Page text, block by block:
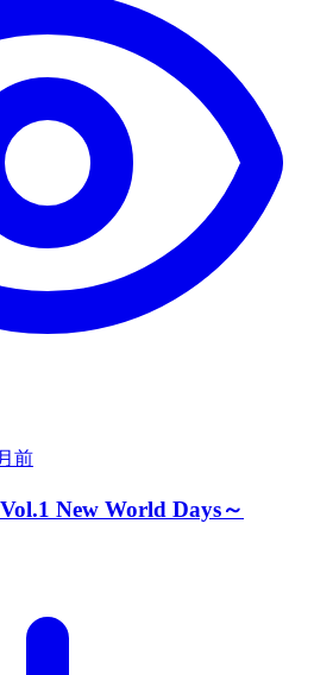
前
New World Days～